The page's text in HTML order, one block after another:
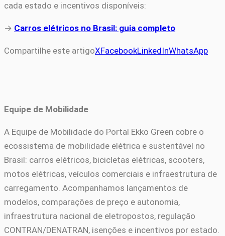
cada estado e incentivos disponíveis:
→ Carros elétricos no Brasil: guia completo
Compartilhe este artigoXFacebookLinkedInWhatsApp
Equipe de Mobilidade
A Equipe de Mobilidade do Portal Ekko Green cobre o
ecossistema de mobilidade elétrica e sustentável no
Brasil: carros elétricos, bicicletas elétricas, scooters,
motos elétricas, veículos comerciais e infraestrutura de
carregamento. Acompanhamos lançamentos de
modelos, comparações de preço e autonomia,
infraestrutura nacional de eletropostos, regulação
CONTRAN/DENATRAN, isenções e incentivos por estado.